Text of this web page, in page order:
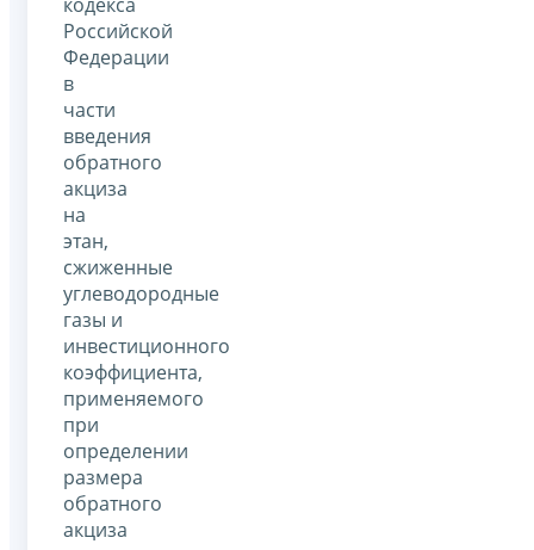
Российской
Федерации
в
части
введения
обратного
акциза
на
этан,
сжиженные
углеводородные
газы и
инвестиционного
коэффициента,
применяемого
при
определении
размера
обратного
акциза